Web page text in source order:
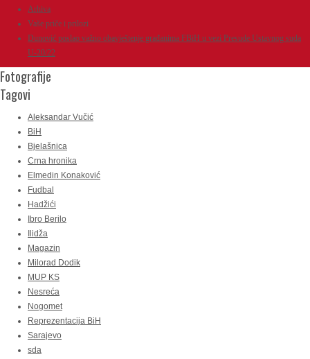
Arhiva
Vaše priče i prilozi
Dunović poslao važno obavještenje građanima FBiH u vezi Presude Ustavnog suda
U-20/22
Fotografije
Tagovi
Aleksandar Vučić
BiH
Bjelašnica
Crna hronika
Elmedin Konaković
Fudbal
Hadžići
Ibro Berilo
Ilidža
Magazin
Milorad Dodik
MUP KS
Nesreća
Nogomet
Reprezentacija BiH
Sarajevo
sda